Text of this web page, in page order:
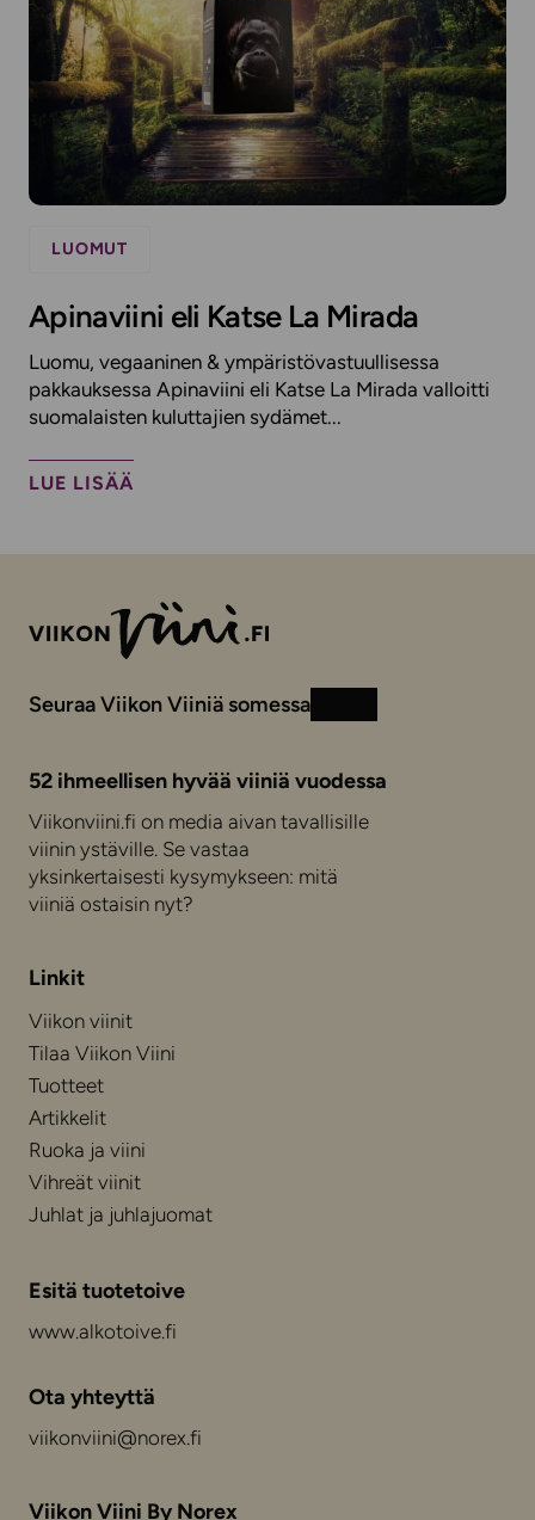
LUOMUT
Apinaviini eli Katse La Mirada
Luomu, vegaaninen & ympäristövastuullisessa
pakkauksessa Apinaviini eli Katse La Mirada valloitti
suomalaisten kuluttajien sydämet...
LUE LISÄÄ
Seuraa Viikon Viiniä somessa Instagram
Facebook
52 ihmeellisen hyvää viiniä vuodessa
Viikonviini.fi on media aivan tavallisille
viinin ystäville. Se vastaa
yksinkertaisesti kysymykseen: mitä
viiniä ostaisin nyt?
Linkit
Viikon viinit
Tilaa Viikon Viini
Tuotteet
Artikkelit
Ruoka ja viini
Vihreät viinit
Juhlat ja juhlajuomat
Esitä tuotetoive
www.alkotoive.fi
Ota yhteyttä
viikonviini@norex.fi
Viikon Viini By Norex